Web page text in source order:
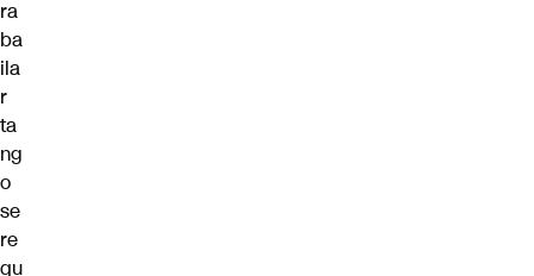
ra
ba
ila
r
ta
ng
o
se
re
qu